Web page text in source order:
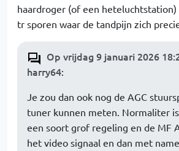
haardroger (of een
tr sporen waar de tandpijn zich
Op vrijdag 9 januari 2026
harry64:
Je zou dan ook nog de AGC
tuner kunnen meten. Normaliter
een soort grof regeling en de MF
het video signaal en dan met